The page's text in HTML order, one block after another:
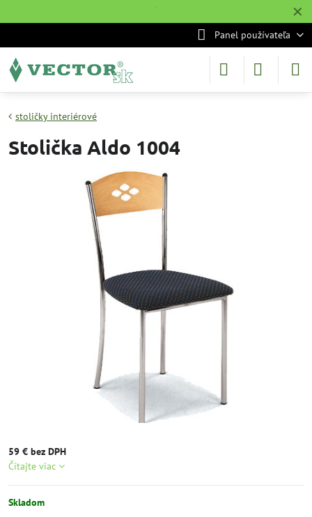
✕
˙
Panel používateľa
stoličky interiérové
Stolička Aldo 1004
59 € bez DPH
Čítajte viac
Skladom